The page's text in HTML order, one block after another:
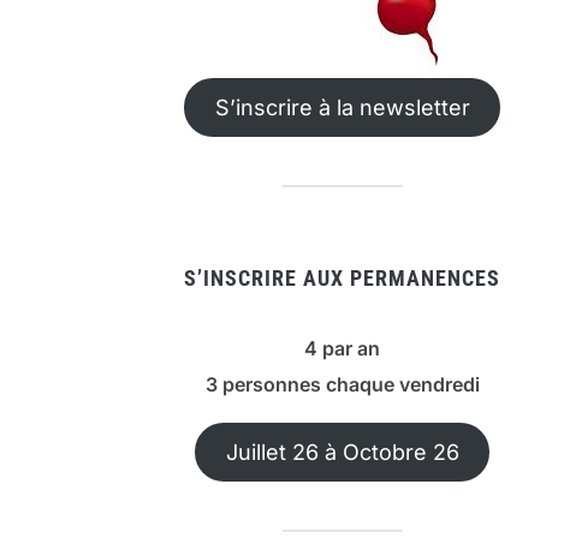
S’inscrire à la newsletter
S’INSCRIRE AUX PERMANENCES
4 par an
3 personnes chaque vendredi
Juillet 26 à Octobre 26